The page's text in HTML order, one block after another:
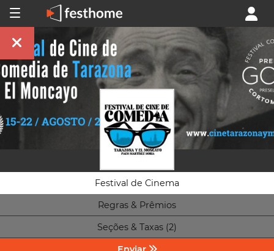
Festival de Cinema
Regras & Prêmios
Seções & Taxas (2)